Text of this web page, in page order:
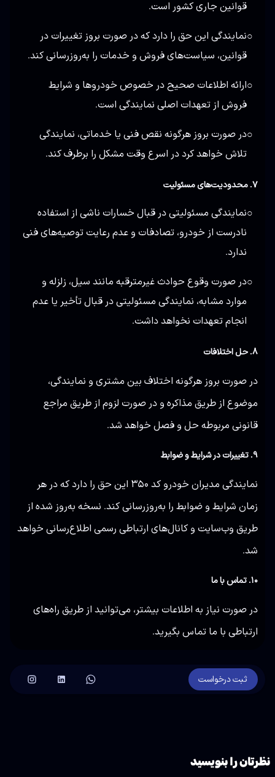
قوانین جاری کشور است.
○نمایندگی این حق را دارد که در صورت بروز تغییرات در
قوانین، سیاست‌های فروش و خدمات را به‌روزرسانی کند.
○ارائه اطلاعات صحیح در خصوص خودروها و شرایط
فروش از تعهدات اصلی نمایندگی است.
○در صورت بروز هرگونه نقص فنی یا خدماتی، نمایندگی
تلاش خواهد کرد در اسرع وقت مشکل را برطرف کند.
۷. محدودیت‌های مسئولیت
○نمایندگی مسئولیتی در قبال خسارات ناشی از استفاده
نادرست از خودرو، تصادفات و عدم رعایت توصیه‌های فنی
ندارد.
○در صورت وقوع حوادث غیرمترقبه مانند سیل، زلزله و
موارد مشابه، نمایندگی مسئولیتی در قبال تأخیر یا عدم
انجام تعهدات نخواهد داشت.
۸. حل اختلافات
در صورت بروز هرگونه اختلاف بین مشتری و نمایندگی،
موضوع از طریق مذاکره و در صورت لزوم از طریق مراجع
قانونی مربوطه حل و فصل خواهد شد.
۹. تغییرات در شرایط و ضوابط
نمایندگی مدیران خودرو کد ۳۵۰ این حق را دارد که در هر
زمان شرایط و ضوابط را به‌روزرسانی کند. نسخه به‌روز شده از
طریق وب‌سایت و کانال‌های ارتباطی رسمی اطلاع‌رسانی خواهد
شد.
۱۰. تماس با ما
در صورت نیاز به اطلاعات بیشتر، می‌توانید از طریق راه‌های
ارتباطی با ما تماس بگیرید.
ثبت درخواست
نظرتان را بنویسید